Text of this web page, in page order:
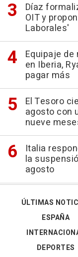
Díaz
OIT y
Laborales'
Equipaje
en Iberia,
pagar más
El Tesoro
agosto con
nueve
Italia
la
agosto
ÚLTIMAS
ESPAÑA
DEPORTES